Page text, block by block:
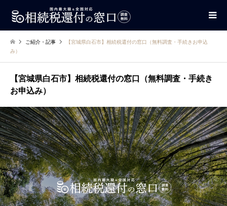
ご紹介・記事
【宮城県白石市】相続税還付の窓口（無料調査・手続きお申込
み）
【宮城県白石市】相続税還付の窓口（無料調査・手続き
お申込み）